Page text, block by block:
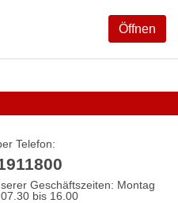
Öffnen
Telefon:
Geschäftszeiten: Montag
bis 16.00